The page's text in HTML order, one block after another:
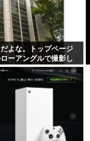
よな。トップページ
ーアングルで撮影し
ゃん